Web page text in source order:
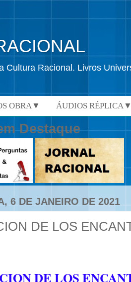
Cultura Racional. Livros
OBRA▼ ÁUDIOS
Destaque
6 DE JANEIRO DE 2021
DE LOS
DE LOS